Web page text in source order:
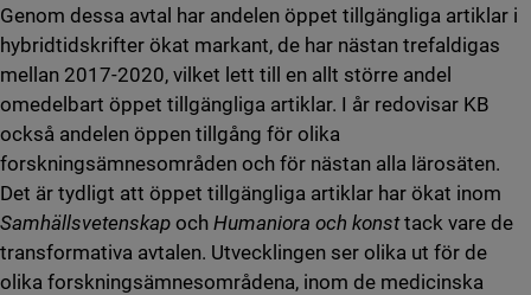
Genom dessa avtal har andelen öppet tillgängliga artiklar i
hybridtidskrifter ökat markant, de har nästan trefaldigas
mellan 2017-2020, vilket lett till en allt större andel
omedelbart öppet tillgängliga artiklar. I år redovisar KB
också andelen öppen tillgång för olika
forskningsämnesområden och för nästan alla lärosäten.
Det är tydligt att öppet tillgängliga artiklar har ökat inom
Samhällsvetenskap och Humaniora och konsttack vare de
transformativa avtalen. Utvecklingen ser olika ut för de
olika forskningsämnesområdena, inom de medicinska